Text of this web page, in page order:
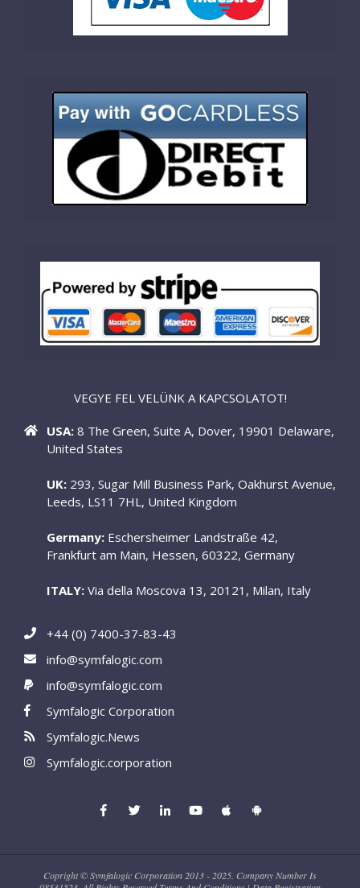
VEGYE FEL VELÜNK A KAPCSOLATOT!
USA: 8 The Green, Suite A, Dover, 19901 Delaware,
United States
UK: 293, Sugar Mill Business Park, Oakhurst Avenue,
Leeds, LS11 7HL, United Kingdom
Germany: Eschersheimer Landstraße 42,
Frankfurt am Main, Hessen, 60322, Germany
ITALY: Via della Moscova 13, 20121, Milan, Italy
+44 (0) 7400-37-83-43
info@symfalogic.com
info@symfalogic.com
Symfalogic Corporation
Symfalogic.News
Symfalogic.corporation
Copright © Symfalogic Corporation 2013 - 2025. Company Number Is